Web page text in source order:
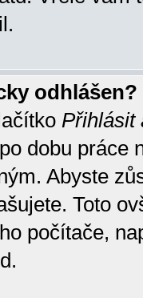
odhlášen?
Přihlásit
dobu práce
Abyste
Toto
počítače,